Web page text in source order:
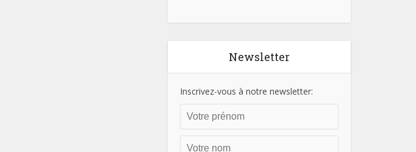
Newsletter
Inscrivez-vous à notre newsletter: